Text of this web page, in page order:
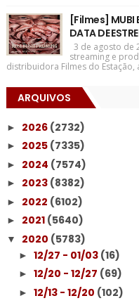
[Filmes] MUBI
DATA DE
3 de agosto de
streaming e
distribuidora Filmes do Estação,
ARQUIVOS
► 2026 (2732)
► 2025 (7335)
► 2024 (7574)
► 2023 (8382)
► 2022 (6102)
► 2021 (5640)
▼ 2020 (5783)
► 12/27 - 01/03 (16)
► 12/20 - 12/27 (69)
► 12/13 - 12/20 (102)